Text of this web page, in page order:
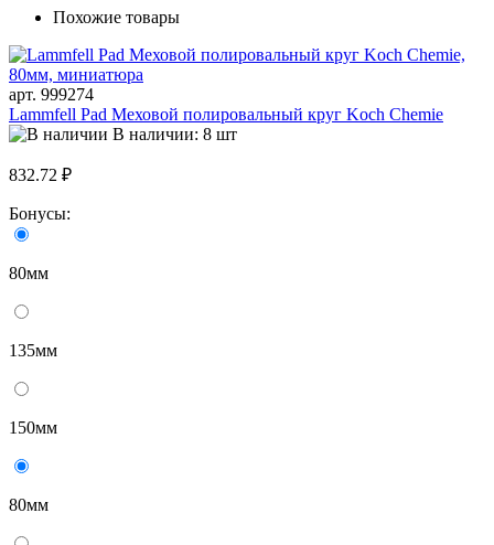
Похожие товары
арт. 999274
Lammfell Pad Меховой полировальный круг Koch Chemie
В наличии: 8 шт
832.72 ₽
Бонусы:
80мм
135мм
150мм
80мм